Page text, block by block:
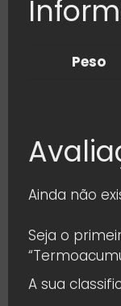
Peso
Ainda não
Seja o
A sua